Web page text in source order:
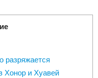
разряжается
Хонор и Хуавей